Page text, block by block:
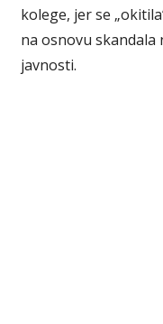
kolege, jer se
na osnovu skandala
javnosti.